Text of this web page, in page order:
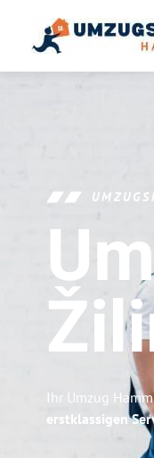
Ihr Umzug
erstklassigen